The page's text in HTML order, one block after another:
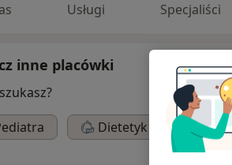
Usługi Specjaliści
inne placówki
Dietetyk